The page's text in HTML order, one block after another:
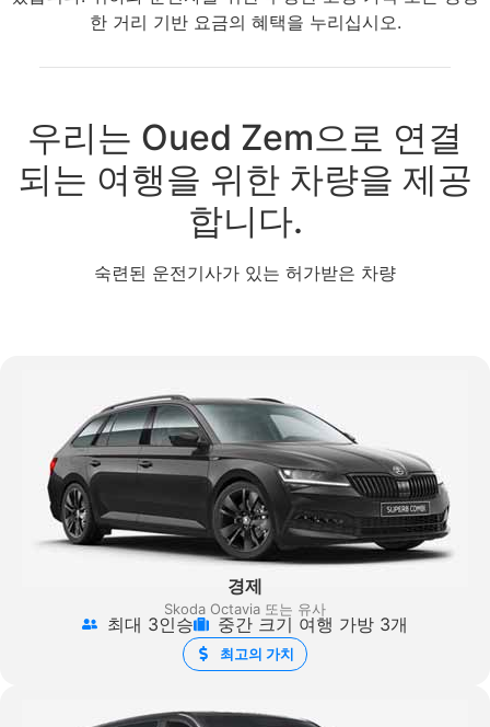
한 거리 기반 요금의 혜택을 누리십시오.
우리는 Oued Zem으로 연결
되는 여행을 위한 차량을 제공
합니다.
숙련된 운전기사가 있는 허가받은 차량
경제
Skoda Octavia 또는 유사
최대 3인승 중간 크기 여행 가방 3개
최고의 가치